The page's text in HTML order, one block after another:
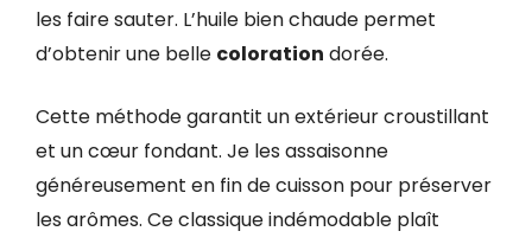
les faire sauter. L’huile bien chaude permet
d’obtenir une belle coloration dorée.
Cette méthode garantit un extérieur croustillant
et un cœur fondant. Je les assaisonne
généreusement en fin de cuisson pour préserver
les arômes. Ce classique indémodable plaît